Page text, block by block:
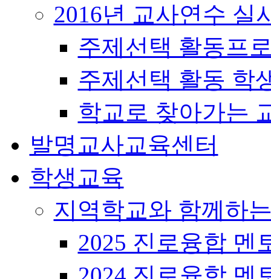
2016년 교사연수 실
주제선택 활동프
주제선택 활동 학
학교로 찾아가는
발명교사교육센터
학생교육
지역학교와 함께하
2025 진로융합 멘